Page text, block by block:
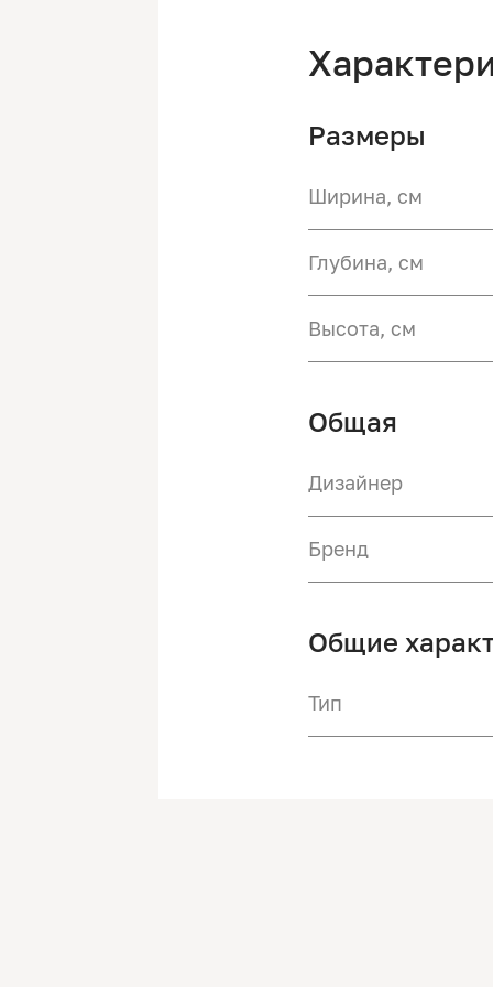
Размеры
Ширина, см
Глубина, см
Высота, см
Общая
Дизайнер
Бренд
Общие
Тип